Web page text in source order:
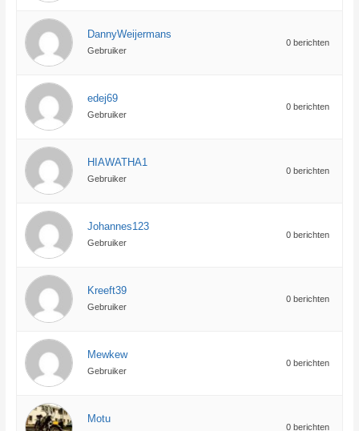
DannyWeijermans
Gebruiker
0 berichten
edej69
Gebruiker
0 berichten
HIAWATHA1
Gebruiker
0 berichten
Johannes123
Gebruiker
0 berichten
Kreeft39
Gebruiker
0 berichten
Mewkew
Gebruiker
0 berichten
Motu
0 berichten